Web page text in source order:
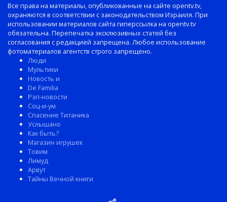
Все права на материалы, опубликованные на сайте opentv.tv,
охраняются в соответствии с законодательством Израиля. При
использовании материалов сайта гиперссылка на opentv.tv
обязательна. Перепечатка эксклюзивных статей без
согласования с редакцией запрещена. Любое использование
фотоматериалов агентств строго запрещено.
Люди
Мультики
Новость и
De Familia
Рэп-новости
Соц-и-ум
Спасение Титаника
Услышано
Как быть?
Магазин игрушек
Товим
Лимуд
Арвут
Тайны Вечной книги